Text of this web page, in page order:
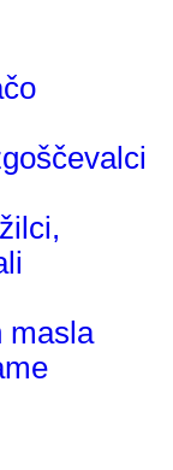
masla